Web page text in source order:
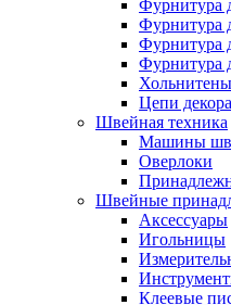
Фурнитура
Фурнитура
Фурнитура
Фурнитура
Хольнитены
Цепи
Швейная техника
Машины
Оверлоки
Швейные
Аксессуары
Игольницы
Клеевые